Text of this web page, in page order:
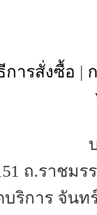
การสั่งซื้อ |
ถ.ราชม
บริการ จันท